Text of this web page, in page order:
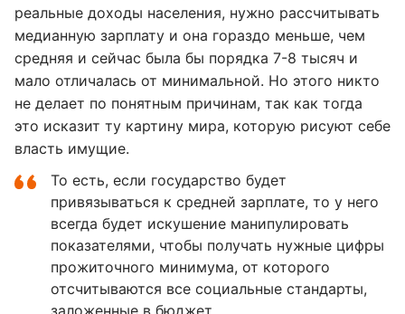
реальные доходы населения, нужно рассчитывать
медианную зарплату и она гораздо меньше, чем
средняя и сейчас была бы порядка 7-8 тысяч и
мало отличалась от минимальной. Но этого никто
не делает по понятным причинам, так как тогда
это исказит ту картину мира, которую рисуют себе
власть имущие.
То есть, если государство будет
привязываться к средней зарплате, то у него
всегда будет искушение манипулировать
показателями, чтобы получать нужные цифры
прожиточного минимума, от которого
отсчитываются все социальные стандарты,
заложенные в бюджет.